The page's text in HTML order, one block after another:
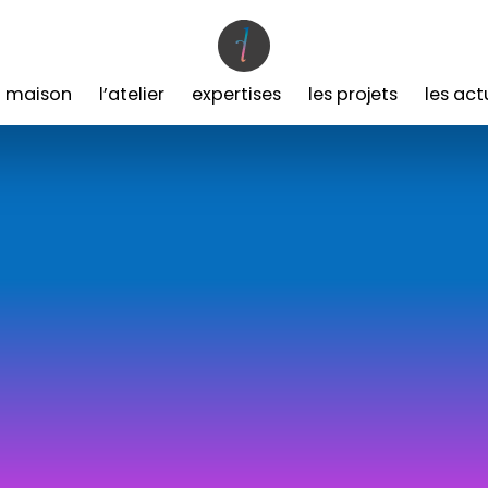
maison l’atelier expertises les projets les